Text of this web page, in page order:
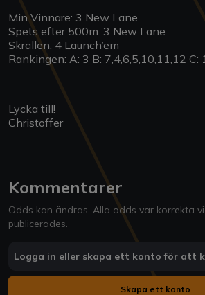
Min Vinnare: 3 New Lane
Spets efter 500m: 3 New Lane
Skrällen: 4 Launch’em
Rankingen: A: 3 B: 7,4,6,5,10,11,12 C:
Lycka till!
Christoffer
Kommentarer
Odds kan ändras. Alla odds var korrekta
publicerades.
Logga in eller skapa ett konto för att
Skapa ett konto